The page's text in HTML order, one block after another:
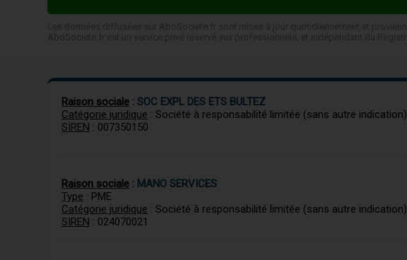
Raison sociale :SOC EXPL DES ETS BULTEZ
Catégorie juridique : Société à responsabilité limitée (sans autre indication)
SIREN : 007350150
Raison sociale : MANO SERVICES
Type : PME
Catégorie juridique : Société à responsabilité limitée (sans autre indication)
SIREN : 024070021